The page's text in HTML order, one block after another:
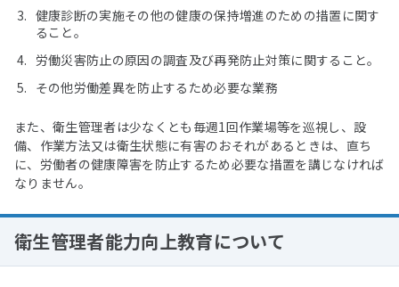
健康診断の実施その他の健康の保持増進のための措置に関す
ること。
労働災害防止の原因の調査及び再発防止対策に関すること。
その他労働差異を防止するため必要な業務
また、衛生管理者は少なくとも毎週1回作業場等を巡視し、設
備、作業方法又は衛生状態に有害のおそれがあるときは、直ち
に、労働者の健康障害を防止するため必要な措置を講じなければ
なりません。
衛生管理者能力向上教育について